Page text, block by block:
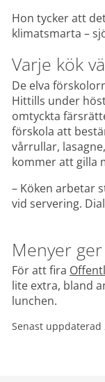
Hon tycker att
klimatsmarta –
Varje kök
De elva
Hittills under
omtyckta
förskola att
vårrullar,
kommer att gilla
– Köken arbetar
vid servering.
Menyer
För att fira
lite extra, bland
lunchen.
Senast uppdaterad